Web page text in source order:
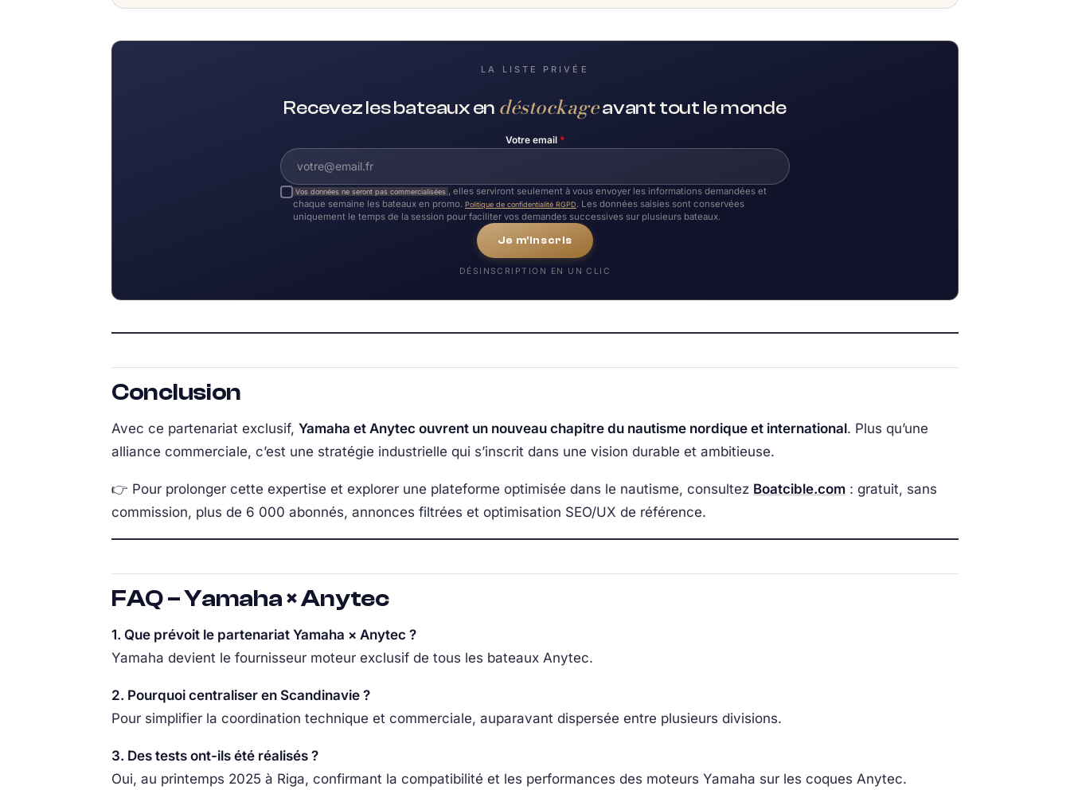
LA LISTE PRIVÉE
Recevez les bateaux en déstockageavant tout le monde
Votre email *
Vos données ne seront pas commercialisées , elles serviront seulement à vous envoyer les informations demandées et
chaque semaine les bateaux en promo. Politique de confidentialité RGPD. Les données saisies sont conservées
uniquement le temps de la session pour faciliter vos demandes successives sur plusieurs bateaux.
Je m'inscris
DÉSINSCRIPTION EN UN CLIC
Conclusion
Avec ce partenariat exclusif, Yamaha et Anytec ouvrent un nouveau chapitre du nautisme nordique et international. Plus qu’une
alliance commerciale, c’est une stratégie industrielle qui s’inscrit dans une vision durable et ambitieuse.
👉 Pour prolonger cette expertise et explorer une plateforme optimisée dans le nautisme, consultez Boatcible.com : gratuit, sans
commission, plus de 6 000 abonnés, annonces filtrées et optimisation SEO/UX de référence.
FAQ – Yamaha × Anytec
1. Que prévoit le partenariat Yamaha × Anytec ?
Yamaha devient le fournisseur moteur exclusif de tous les bateaux Anytec.
2. Pourquoi centraliser en Scandinavie ?
Pour simplifier la coordination technique et commerciale, auparavant dispersée entre plusieurs divisions.
3. Des tests ont-ils été réalisés ?
Oui, au printemps 2025 à Riga, confirmant la compatibilité et les performances des moteurs Yamaha sur les coques Anytec.